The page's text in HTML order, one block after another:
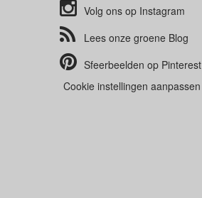
Volg ons op Instagram
Lees onze groene Blog
Sfeerbeelden op Pinterest
Cookie instellingen aanpassen